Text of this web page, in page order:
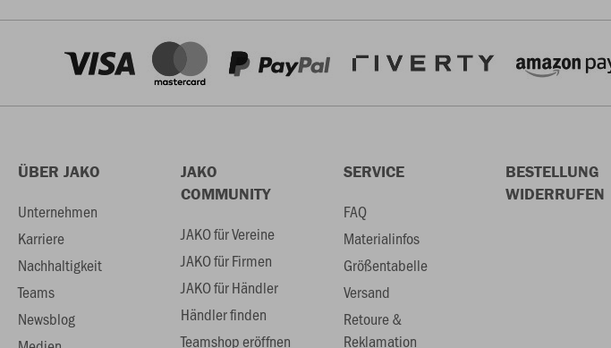
ÜBER JAKO
Unternehmen
Karriere
Nachhaltigkeit
Teams
Newsblog
JAKO
COMMUNITY
JAKO für Vereine
JAKO für Firmen
JAKO für Händler
Händler finden
Teamshop eröffnen
SERVICE
FAQ
Materialinfos
Größentabelle
Versand
Retoure &
Reklamation
BESTELLUNG
WIDERRUFEN